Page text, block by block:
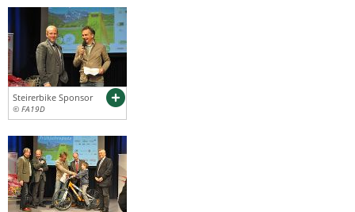
Steirerbike Sponsor
© FA19D